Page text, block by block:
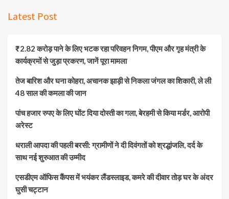
Latest Post
₹2.82 करोड़ पाने के लिए भटक रहा परिवहन निगम, पीएम और गृह मंत्री के
कार्यक्रमों से जुड़ा प्रकरण, जानें पूरा मामला
तेज बारिश और घना कोहरा, अचानक झाड़ी से निकला जंगल का शिकारी, ले ली
48 साल की कमला की जान
पांच हजार रुपए के लिए घोंट दिया दोस्ती का गला, बेरहमी से किया मर्डर, आरोपी
अरेस्ट
धराली आपदा की पहली बरसी: ग्रामीणों ने दी दिवंगतों को श्रद्धांजलि, दर्द के
साथ नई शुरुआत की उम्मीद
एसडीएम ऑफिस कैंपस में भयंकर लैंडस्लाइड, कमरे की दीवार तोड़ घर के अंदर
घुसी चट्टान